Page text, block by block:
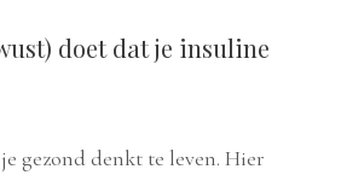
doet dat je insuline
gezond denkt te leven. Hier